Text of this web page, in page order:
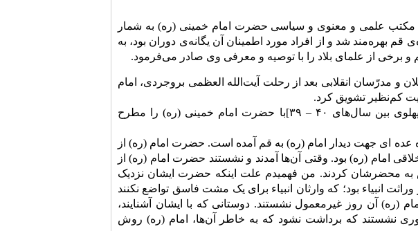
مکتب علمى و معنوى و سیاسى حضرت امام خمینى (ره) به شمار
در حوزه‌ی قم بهره‌مند شد و از افراد مورد اطمینان آن یگانه‌ی دوران بود، به
از علمای بلاد را با توصیه و معرفى وى صادر مى‌فرمود.
و مدرّسان انقلابى بعد از رحلت آیت‌الله العظمی بروجردى، امام
کم‌نظیر تشویق کرد.
ایشان خاطره جالبى از دیدار على امینى [نخست وزیر رژیم پهلوی بین سال‌های ۴۰ – ۳۹]با حضرت امام خمینى (ره) را مطرح
همراه عده اى جهت دیدار امام (ره) به قم آمده است. حضرت امام (ره) از
امام (ره) بود. وقتى آن‌ها آمدند و نشستند حضرت امام (ره) از
به محضرشان کردند. من فهمیدم علت اینکه حضرت ایشان نزدیک
انبیاء بود؛ که وارثان انبیاء براى یک مشت فاسق تواضع نکنند
(ره) آن روز غیرمعمول نشستند. دوستانى که با ایشان آشنایند،
نشستند که برداشت نشود که به خاطر آن‌ها، امام (ره) روش